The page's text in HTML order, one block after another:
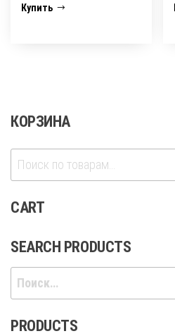
Купить
КОРЗИНА
Искать:
CART
SEARCH PRODUCTS
Найти:
PRODUCTS